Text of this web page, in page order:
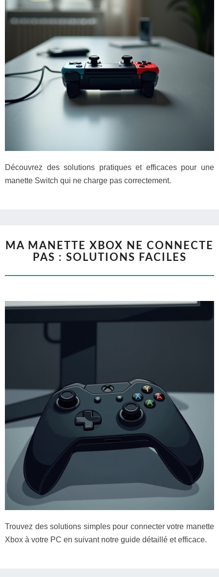
Découvrez des solutions pratiques et efficaces pour une
manette Switch qui ne charge pas correctement.
MA MANETTE XBOX NE CONNECTE
PAS : SOLUTIONS FACILES
Trouvez des solutions simples pour connecter votre manette
Xbox à votre PC en suivant notre guide détaillé et efficace.